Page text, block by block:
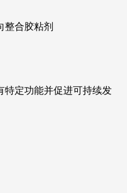
整合胶粘剂
特定功能并促进可持续发